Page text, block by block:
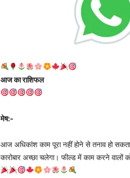
आज का राशिफल
मेष:-
आज अधिकांश काम पूरा नहीं होने से तनाव हो
कारोबार अच्छा चलेगा। फील्ड में काम करने